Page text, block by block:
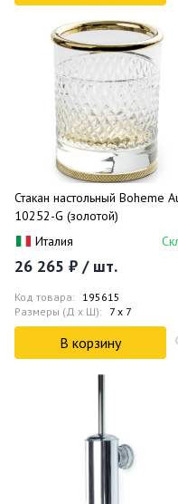
Стакан настольный Boheme
10252-G (золотой)
Италия
26 265 ₽ / шт.
Код товара: 195615
Размеры (Д x Ш): 7 x 7
В корзину